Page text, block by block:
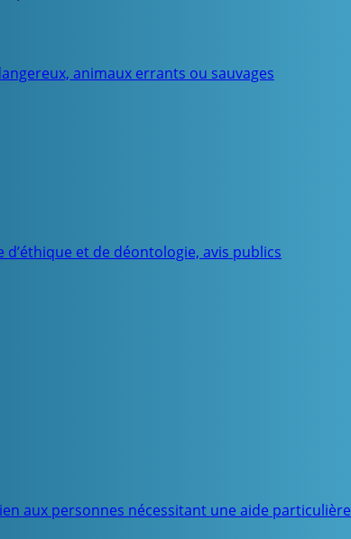
animaux errants ou sauvages
et de déontologie, avis publics
aux personnes nécessitant une aide particulière